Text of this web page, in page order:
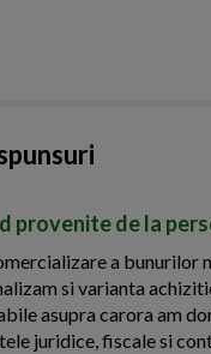
provenite de la
a bunurilor
si varianta
asupra carora am
juridice, fiscale si